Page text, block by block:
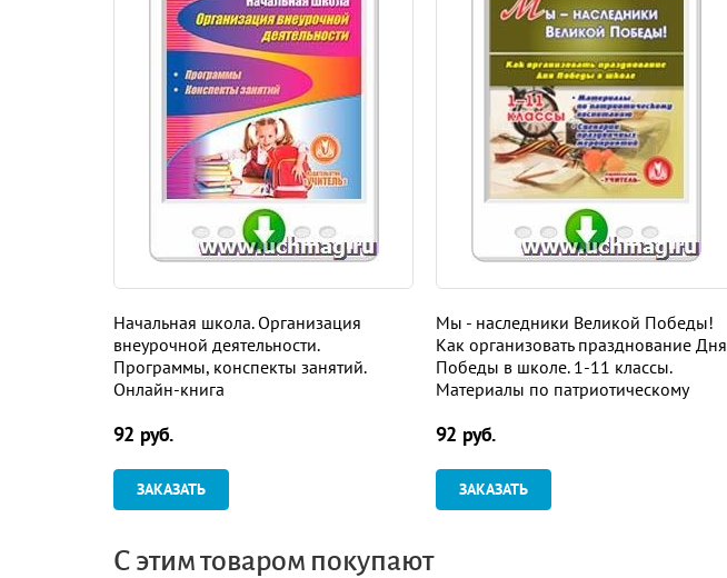
Начальная школа. Организация
внеурочной деятельности.
Программы, конспекты занятий.
Онлайн-книга
92 руб.
ЗАКАЗАТЬ
Мы - наследники Великой Победы!
Как организовать празднование Дня
Победы в школе. 1-11 классы.
Материалы по патриотическому
мероприятий. Онлайн-книга
92 руб.
ЗАКАЗАТЬ
С этим товаром покупают